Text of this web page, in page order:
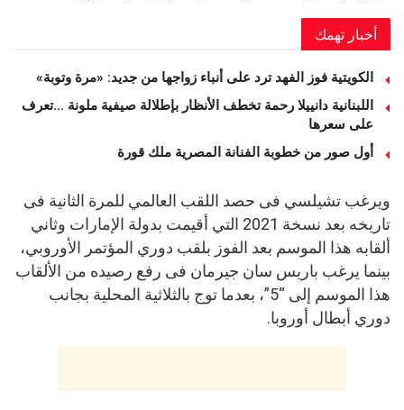
أخبار تهمك
الكويتية فوز الفهد ترد على أنباء زواجها من جديد: «مرة وتوبة» ‏
اللبنانية دانييلا رحمة تخطف الأنظار بإطلالة صيفية ملونة …تعرف
على سعرها
أول صور من خطوبة الفنانة المصرية ملك قورة
ويرغب تشيلسي فى حصد اللقب العالمي للمرة الثانية فى
تاريخه بعد نسخة 2021 التي أقيمت بدولة الإمارات وثاني
ألقابه هذا الموسم بعد الفوز بلقب دوري المؤتمر الأوروبي،
بينما يرغب باريس سان جيرمان فى رفع رصيده من الألقاب
هذا الموسم إلى “5”، بعدما توج بالثلاثية المحلية بجانب
دوري أبطال أوروبا.